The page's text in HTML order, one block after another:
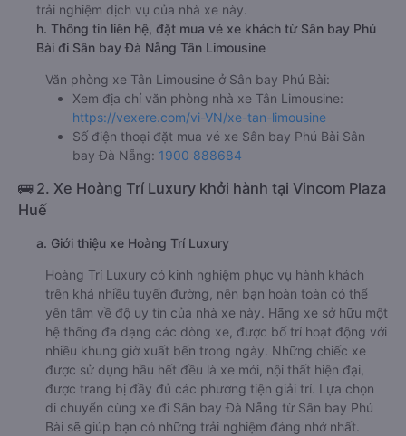
trải nghiệm dịch vụ của nhà xe này.
h. Thông tin liên hệ, đặt mua vé xe khách từ Sân bay Phú
Bài đi Sân bay Đà Nẵng Tân Limousine
Văn phòng xe Tân Limousine ở Sân bay Phú Bài:
Xem địa chỉ văn phòng nhà xe Tân Limousine:
https://vexere.com/vi-VN/xe-tan-limousine
Số điện thoại đặt mua vé xe Sân bay Phú Bài Sân
bay Đà Nẵng: 1900 888684
🚌 2. Xe Hoàng Trí Luxury khởi hành tại Vincom Plaza
Huế
a. Giới thiệu xe Hoàng Trí Luxury
Hoàng Trí Luxury có kinh nghiệm phục vụ hành khách
trên khá nhiều tuyến đường, nên bạn hoàn toàn có thể
yên tâm về độ uy tín của nhà xe này. Hãng xe sở hữu một
hệ thống đa dạng các dòng xe, được bố trí hoạt động với
nhiều khung giờ xuất bến trong ngày. Những chiếc xe
được sử dụng hầu hết đều là xe mới, nội thất hiện đại,
được trang bị đầy đủ các phương tiện giải trí. Lựa chọn
di chuyển cùng xe đi Sân bay Đà Nẵng từ Sân bay Phú
Bài sẽ giúp bạn có những trải nghiệm đáng nhớ nhất.